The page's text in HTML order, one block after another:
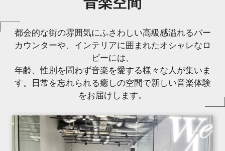
都会的な街の雰囲気にふさわしい高級感溢れるバー
カウンターや、インテリアに囲まれたオシャレなロ
ビーには、
年齢、性別を問わず音楽を愛する様々な人が集いま
す。日常を忘れられる癒しの空間で新しい音楽体験
をお届けします。